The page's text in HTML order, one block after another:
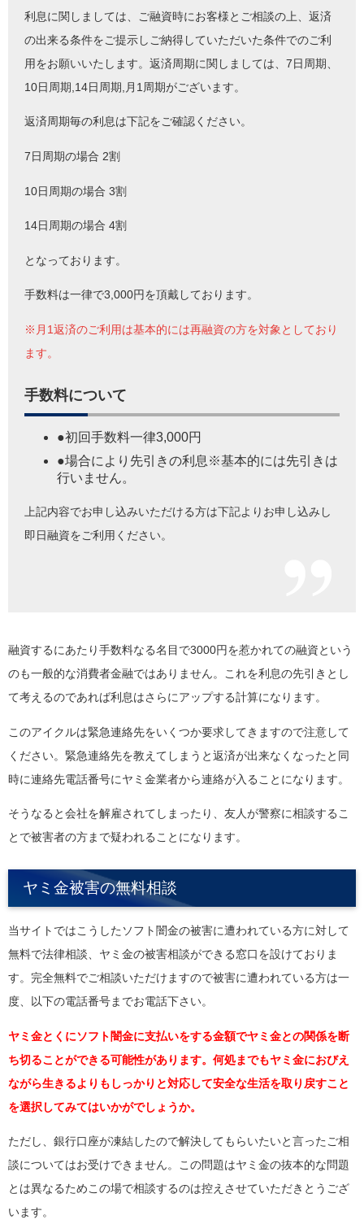
利息に関しましては、ご融資時にお客様とご相談の上、返済
の出来る条件をご提示しご納得していただいた条件でのご利
用をお願いいたします。返済周期に関しましては、7日周期、
10日周期,14日周期,月1周期がございます。
返済周期毎の利息は下記をご確認ください。
7日周期の場合 2割
10日周期の場合 3割
14日周期の場合 4割
となっております。
手数料は一律で3,000円を頂戴しております。
※月1返済のご利用は基本的には再融資の方を対象としており
ます。
手数料について
●初回手数料一律3,000円
●場合により先引きの利息 ※基本的には先引きは
行いません。
上記内容でお申し込みいただける方は下記よりお申し込みし
即日融資をご利用ください。
融資するにあたり手数料なる名目で3000円を惹かれての融資という
のも一般的な消費者金融ではありません。これを利息の先引きとし
て考えるのであれば利息はさらにアップする計算になります。
このアイクルは緊急連絡先をいくつか要求してきますので注意して
ください。緊急連絡先を教えてしまうと返済が出来なくなったと同
時に連絡先電話番号にヤミ金業者から連絡が入ることになります。
そうなると会社を解雇されてしまったり、友人が警察に相談するこ
とで被害者の方まで疑われることになります。
ヤミ金被害の無料相談
当サイトではこうしたソフト闇金の被害に遭われている方に対して
無料で法律相談、ヤミ金の被害相談ができる窓口を設けておりま
す。完全無料でご相談いただけますので被害に遭われている方は一
度、以下の電話番号までお電話下さい。
ヤミ金とくにソフト闇金に支払いをする金額でヤミ金との関係を断
ち切ることができる可能性があります。何処までもヤミ金におびえ
ながら生きるよりもしっかりと対応して安全な生活を取り戻すこと
を選択してみてはいかがでしょうか。
ただし、銀行口座が凍結したので解決してもらいたいと言ったご相
談についてはお受けできません。この問題はヤミ金の抜本的な問題
とは異なるためこの場で相談するのは控えさせていただきとうござ
います。